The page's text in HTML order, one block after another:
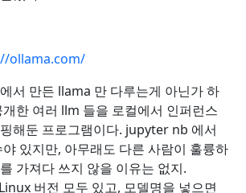
ollama.com/
서 만든 llama 만 다루는게 아닌가 하
한 여러 llm 들을 로컬에서 인퍼런스
해둔 프로그램이다. jupyter nb 에서
있지만, 아무래도 다른 사람이 훌륭하
가져다 쓰지 않을 이유는 없지.
버전 모두 있고, 모델명을 넣으면